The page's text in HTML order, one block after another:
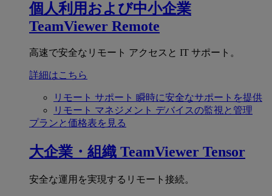
個人利用および中小企業
TeamViewer Remote
高速で安全なリモート アクセスと IT サポート。
詳細はこちら
リモート サポート 瞬時に安全なサポートを提供
リモート マネジメント デバイスの監視と管理
プランと価格表を見る
大企業・組織 TeamViewer Tensor
安全な運用を実現するリモート接続。